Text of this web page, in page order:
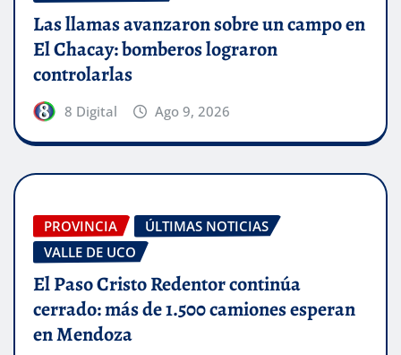
Las llamas avanzaron sobre un campo en
El Chacay: bomberos lograron
controlarlas
8 Digital Ago 9, 2026
PROVINCIA
ÚLTIMAS NOTICIAS
VALLE DE UCO
El Paso Cristo Redentor continúa
cerrado: más de 1.500 camiones esperan
en Mendoza